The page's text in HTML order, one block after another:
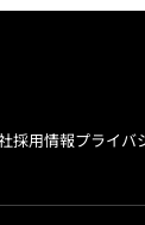
採用情報プライバ